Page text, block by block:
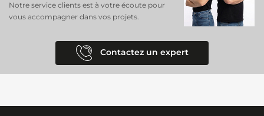
Notre service clients est à votre écoute pour
vous accompagner dans vos projets.
Contactez un expert